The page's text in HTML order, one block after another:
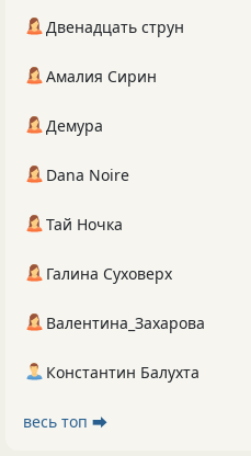
Двенадцать струн
Амалия Сирин
Демура
Dana Noire
Тай Ночка
Галина Суховерх
Валентина_Захарова
Константин Балухта
весь топ ⮕